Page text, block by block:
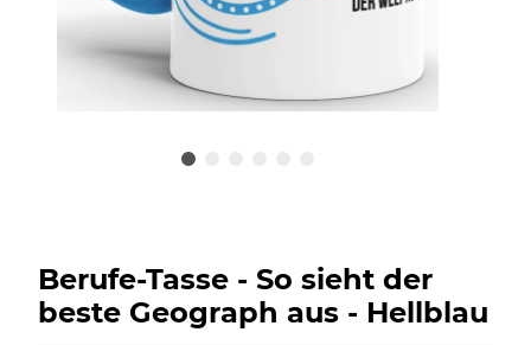
Berufe-Tasse - So sieht der
beste Geograph aus - Hellblau